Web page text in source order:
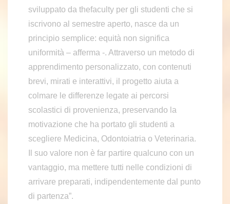
sviluppato da thefaculty per gli studenti che si
iscrivono al semestre aperto, nasce da un
principio semplice: equità non significa
uniformità – afferma -. Attraverso un metodo di
apprendimento personalizzato, con contenuti
brevi, mirati e interattivi, il progetto aiuta a
colmare le differenze legate ai percorsi
scolastici di provenienza, preservando la
motivazione che ha portato gli studenti a
scegliere Medicina, Odontoiatria o Veterinaria.
Il suo valore non è far partire qualcuno con un
vantaggio, ma mettere tutti nelle condizioni di
arrivare preparati, indipendentemente dal punto
di partenza”.